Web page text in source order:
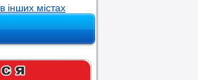
в інших містах